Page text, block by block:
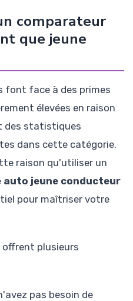
comparateur
que jeune
font face à des primes
élevées en raison
des statistiques
dans cette catégorie.
raison qu'utiliser un
auto jeune conducteur
pour maîtriser votre
offrent plusieurs
pas besoin de